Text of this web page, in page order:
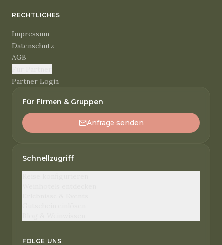
RECHTLICHES
Impressum
Datenschutz
AGB
Partner Login
Für Firmen & Gruppen
Anfrage senden
Schnellzugriff
FOLGE UNS